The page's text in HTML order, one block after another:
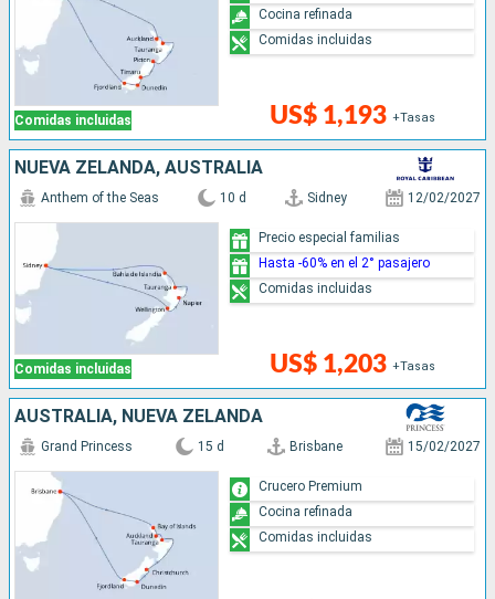
Comidas incluidas US$ 1,193 +Tasas
Cocina refinada
Comidas incluidas
NUEVA ZELANDA, AUSTRALIA
Comidas incluidas
Anthem of the Seas 10 d Sidney 12/02/2027
US$ 1,203 +Tasas
Precio especial familias
Hasta -60% en el 2° pasajero
Comidas incluidas
AUSTRALIA, NUEVA ZELANDA
Grand Princess 15 d Brisbane 15/02/2027
Crucero Premium
Cocina refinada
Comidas incluidas